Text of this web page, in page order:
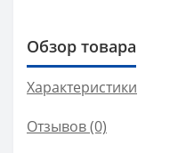
Обзор товара
Характеристики
Отзывов (0)